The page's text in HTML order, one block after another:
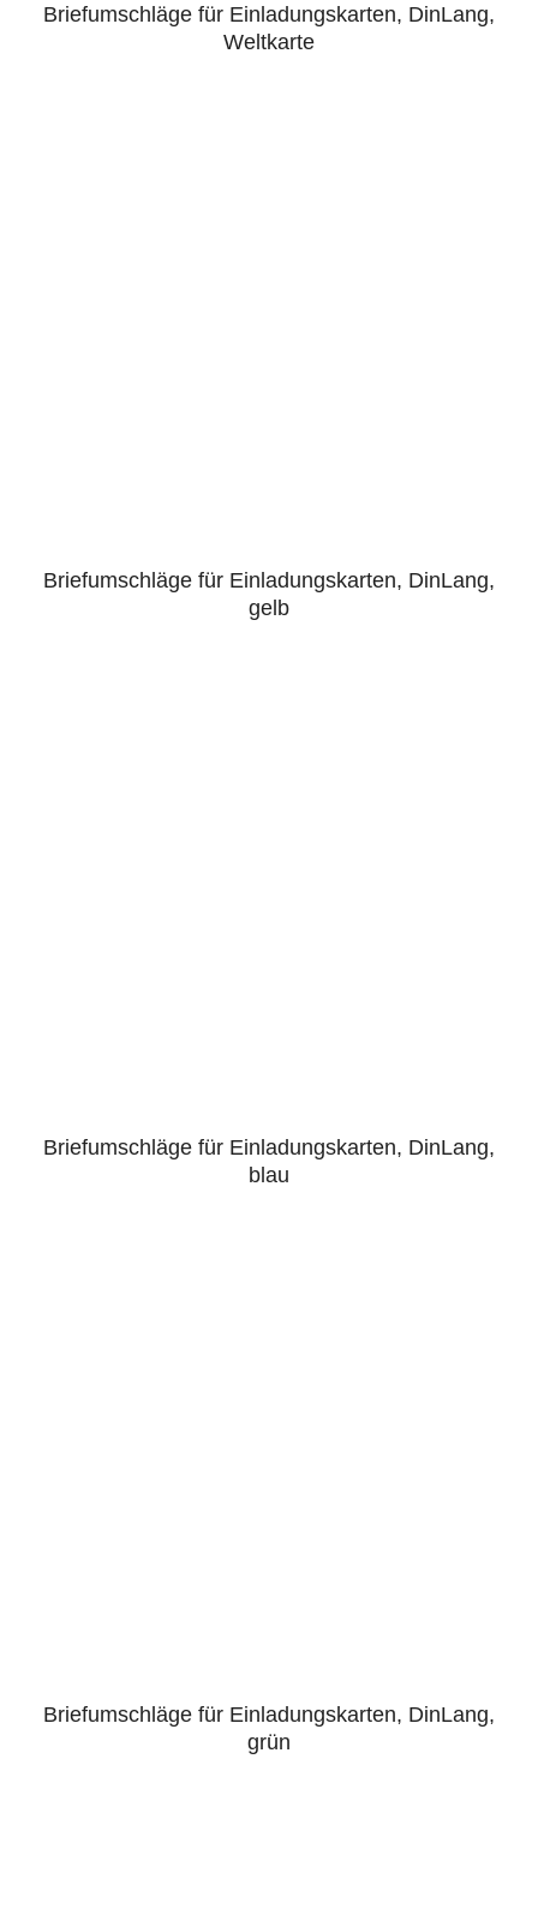
4.50
Briefumschläge für Einladungskarten, DinLang,
Weltkarte
Briefumschläge für Einladungskarten, DinLang,
gelb
Briefumschläge für Einladungskarten, DinLang,
blau
Briefumschläge für Einladungskarten, DinLang,
grün